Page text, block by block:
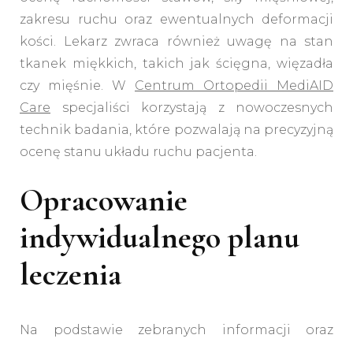
zakresu ruchu oraz ewentualnych deformacji
kości. Lekarz zwraca również uwagę na stan
tkanek miękkich, takich jak ścięgna, więzadła
czy mięśnie. W Centrum Ortopedii MediAID
Care specjaliści korzystają z nowoczesnych
technik badania, które pozwalają na precyzyjną
ocenę stanu układu ruchu pacjenta.
Opracowanie
indywidualnego planu
leczenia
Na podstawie zebranych informacji oraz